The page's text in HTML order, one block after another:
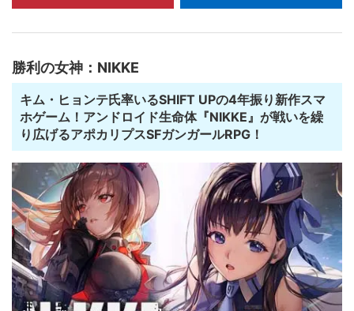
勝利の女神：NIKKE
キム・ヒョンテ氏率いるSHIFT UPの4年振り新作スマ
ホゲーム！アンドロイド生命体『NIKKE』が戦いを繰
り広げるアポカリプスSFガンガールRPG！